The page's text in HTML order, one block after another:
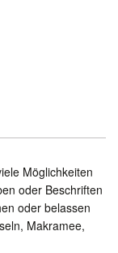
Möglichkeiten
oder Beschriften
oder belassen
Makramee,